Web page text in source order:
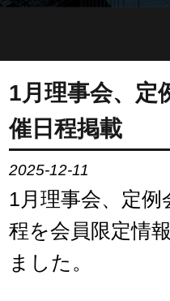
JMAについて
会員情報
イベント案内
ご入会案内
会員限定情報
1月理事会、定
催日程掲載
2025-12-11
1月理事会、定例
程を会員限定情
ました。